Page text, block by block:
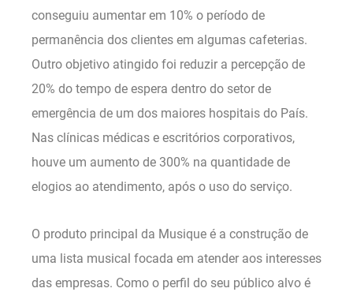
conseguiu aumentar em 10% o período de
permanência dos clientes em algumas cafeterias.
Outro objetivo atingido foi reduzir a percepção de
20% do tempo de espera dentro do setor de
emergência de um dos maiores hospitais do País.
Nas clínicas médicas e escritórios corporativos,
houve um aumento de 300% na quantidade de
elogios ao atendimento, após o uso do serviço.
O produto principal da Musique é a construção de
uma lista musical focada em atender aos interesses
das empresas. Como o perfil do seu público alvo é